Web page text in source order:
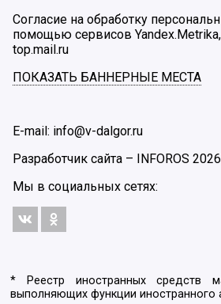
Согласие на обработку
помощью сервисов
top.mail.ru
ПОКАЗАТЬ БАННЕРНЫЕ МЕСТА
E-mail: info@v-dalgor.ru
Разработчик сайта – INFOROS 2026
Мы в социальных сетях:
* Реестр иностранных средств
выполняющих функции иностранного